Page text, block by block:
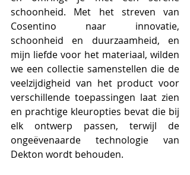
schoonheid. Met het streven van
Cosentino naar innovatie,
schoonheid en duurzaamheid, en
mijn liefde voor het materiaal, wilden
we een collectie samenstellen die de
veelzijdigheid van het product voor
verschillende toepassingen laat zien
en prachtige kleuropties bevat die bij
elk ontwerp passen, terwijl de
ongeëvenaarde technologie van
Dekton wordt behouden.